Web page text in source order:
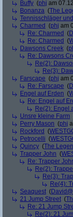
Buffy (phj am
Bonanza (The
Tennisschläger
Charmed (phj am
Re: Charmed (
Re: Charmed (
Dawsons Creek (
Re: Dawsons
Re(2):
Re(3):
Farscape (phj am
Re: Farscape (
Engel auf Erden (
Re: Engel auf
Re(2): Engel
Unsre kleine Farm
Perry Mason (phj
Rockford (
Petrocelli (
Quincy (The
Trapper John (
Re: Trapper
Re(2):
Re(3):
Re(4):
Seaquest (
21 Jump Street (
Re: 21 Jump
Re(2): 21